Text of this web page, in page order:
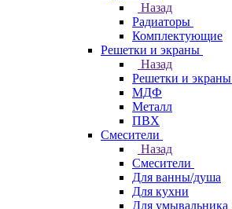
Назад
Радиаторы
Комплектующие
Решетки и экраны
Назад
Решетки и экраны
МДФ
Металл
ПВХ
Смесители
Назад
Смесители
Для ванны/душа
Для кухни
Для умывальника